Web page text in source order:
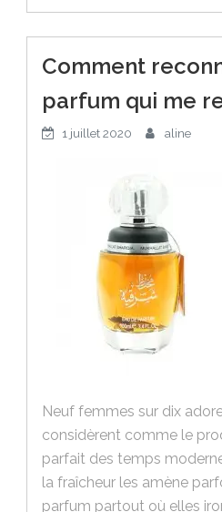
Comment
parfum qui me
1 juillet 2020 aline
Neuf femmes sur dix
considèrent comme le
parfait des temps
la fraîcheur les amène
parfum partout où elles